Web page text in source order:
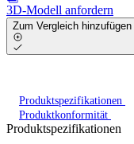
3D-Modell anfordern
Zum Vergleich hinzufügen
Produktspezifikationen
Produktkonformität
Produktspezifikationen